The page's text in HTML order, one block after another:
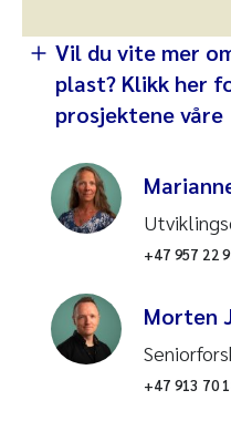
Vil du vite mer
plast? Klikk her
prosjektene våre
+47 957 22
Morten
+47 913 70